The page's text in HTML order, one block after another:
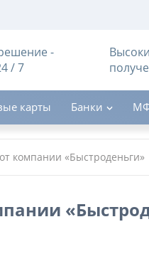
-
/ 7
карты Банки
компании «Быстроденьги»